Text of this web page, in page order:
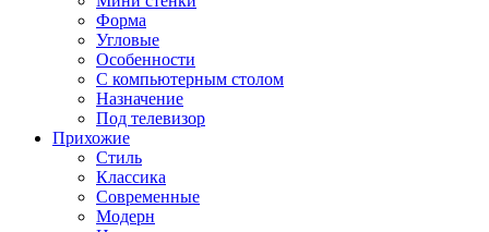
Форма
Угловые
Особенности
С компьютерным столом
Назначение
Под телевизор
Прихожие
Стиль
Классика
Современные
Модерн